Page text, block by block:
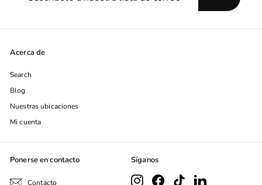
lista
correo
Acerca de
Search
Blog
Nuestras ubicaciones
Mi cuenta
Ponerse en contacto
Contacto
Síganos
InstagramFacebookTikTok